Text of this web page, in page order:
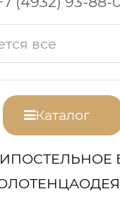
Каталог
ПОСТЕЛЬНОЕ